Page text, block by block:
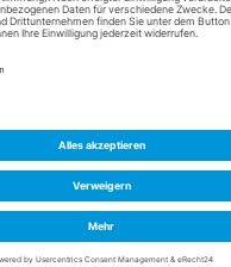
Alle Rechte vorbehalten.